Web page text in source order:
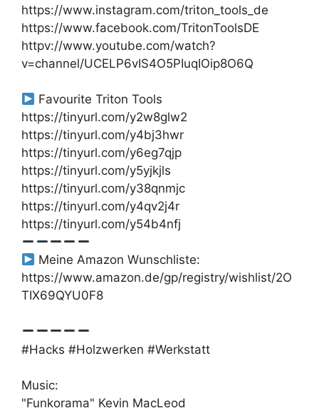
https://www.instagram.com/triton_tools_de
https://www.facebook.com/TritonToolsDE
httpv://www.youtube.com/watch?
v=channel/UCELP6vIS4O5PIuqIOip8O6Q
Favourite Triton Tools
https://tinyurl.com/y2w8glw2
https://tinyurl.com/y4bj3hwr
https://tinyurl.com/y6eg7qjp
https://tinyurl.com/y5yjkjls
https://tinyurl.com/y38qnmjc
https://tinyurl.com/y4qv2j4r
https://tinyurl.com/y54b4nfj
Meine Amazon Wunschliste:
https://www.amazon.de/gp/registry/wishlist/2O
TIX69QYU0F8
#Hacks #Holzwerken #Werkstatt
Music:
"Funkorama" Kevin MacLeod